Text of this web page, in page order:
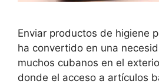
Enviar productos de higiene
ha convertido en una
muchos cubanos en el
donde el acceso a artículos